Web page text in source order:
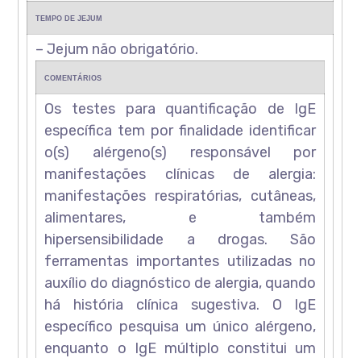
TEMPO DE JEJUM
– Jejum não obrigatório.
COMENTÁRIOS
Os testes para quantificação de IgE
específica tem por finalidade identificar
o(s) alérgeno(s) responsável por
manifestações clínicas de alergia:
manifestações respiratórias, cutâneas,
alimentares, e também
hipersensibilidade a drogas. São
ferramentas importantes utilizadas no
auxílio do diagnóstico de alergia, quando
há história clínica sugestiva. O IgE
específico pesquisa um único alérgeno,
enquanto o IgE múltiplo constitui um